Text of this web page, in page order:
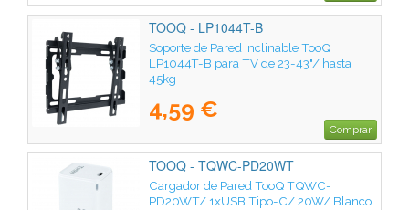
TOOQ - LP1044T-B
Soporte de Pared Inclinable TooQ
LP1044T-B para TV de 23-43"/ hasta
45kg
4,59 €
Comprar
TOOQ - TQWC-PD20WT
Cargador de Pared TooQ TQWC-
PD20WT/ 1xUSB Tipo-C/ 20W/ Blanco